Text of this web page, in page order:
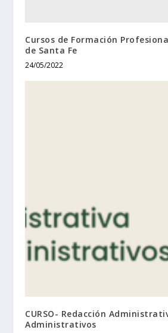
Cursos de Formación
de Santa Fe
24/05/2022
CURSO- Redacción
Administrativos